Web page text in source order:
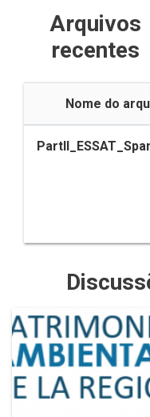
Arquivos
recentes
Nome do